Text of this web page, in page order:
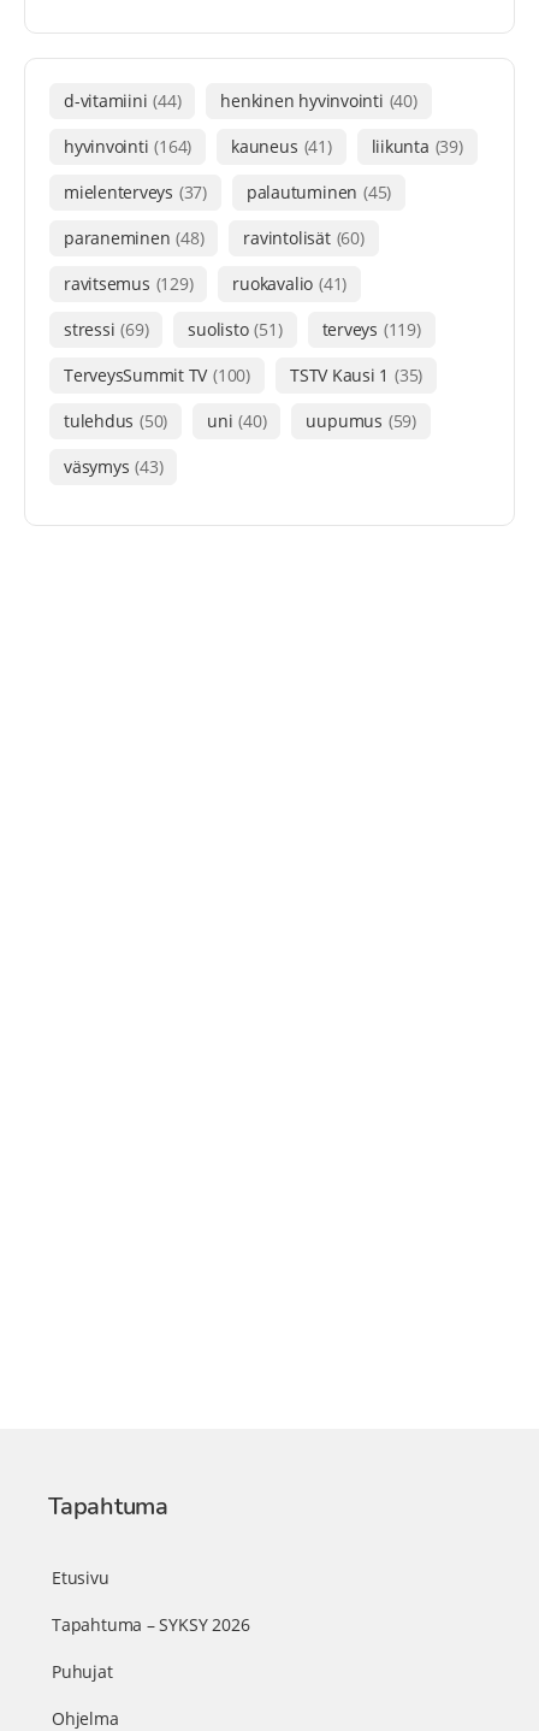
d-vitamiini (44) henkinen hyvinvointi (40)
hyvinvointi (164) kauneus (41) liikunta (39)
mielenterveys (37) palautuminen (45)
paraneminen (48) ravintolisät (60)
ravitsemus (129) ruokavalio (41)
stressi (69) suolisto (51) terveys (119)
TerveysSummit TV (100) TSTV Kausi 1 (35)
tulehdus (50) uni (40) uupumus (59)
väsymys (43)
Tapahtuma
Etusivu
Tapahtuma – SYKSY 2026
Puhujat
Ohjelma